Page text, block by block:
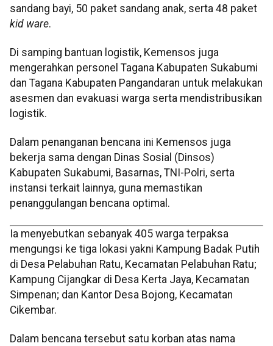
sandang bayi, 50 paket sandang anak, serta 48 paket
kid ware.
Di samping bantuan logistik, Kemensos juga
mengerahkan personel Tagana Kabupaten Sukabumi
dan Tagana Kabupaten Pangandaran untuk melakukan
asesmen dan evakuasi warga serta mendistribusikan
logistik.
Dalam penanganan bencana ini Kemensos juga
bekerja sama dengan Dinas Sosial (Dinsos)
Kabupaten Sukabumi, Basarnas, TNI-Polri, serta
instansi terkait lainnya, guna memastikan
penanggulangan bencana optimal.
Ia menyebutkan sebanyak 405 warga terpaksa
mengungsi ke tiga lokasi yakni Kampung Badak Putih
di Desa Pelabuhan Ratu, Kecamatan Pelabuhan Ratu;
Kampung Cijangkar di Desa Kerta Jaya, Kecamatan
Simpenan; dan Kantor Desa Bojong, Kecamatan
Cikembar.
Dalam bencana tersebut satu korban atas nama